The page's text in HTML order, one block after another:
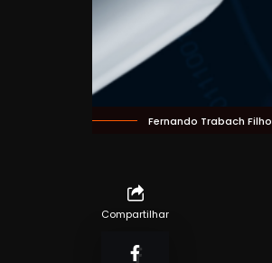
Fernando Trabach Filho
Compartilhar